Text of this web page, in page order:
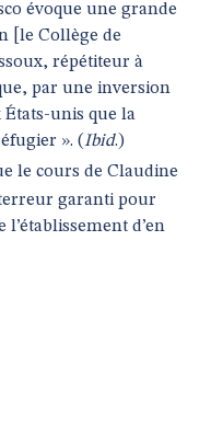
évoque une grande
[le Collège de
répétiteur à
par une inversion
États-unis que la
». (Ibid.)
le cours de Claudine
garanti pour
d’en